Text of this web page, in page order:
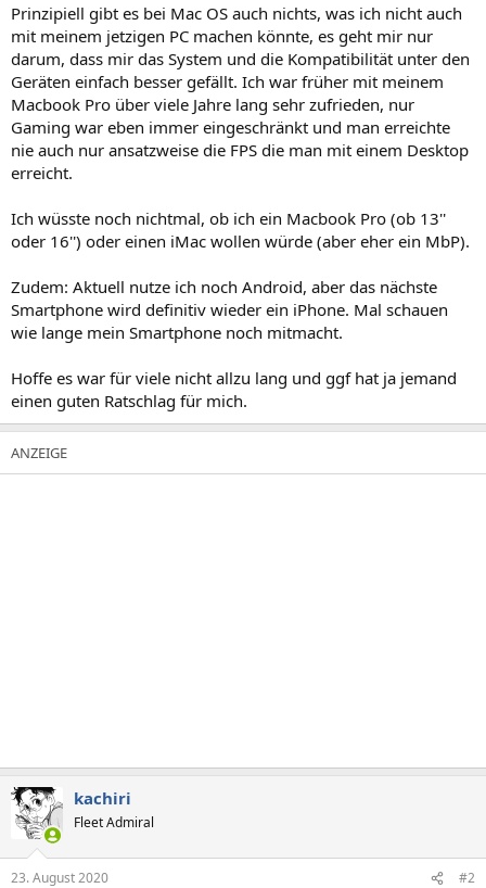
Prinzipiell gibt es bei Mac OS auch nichts, was ich nicht auch
mit meinem jetzigen PC machen könnte, es geht mir nur
darum, dass mir das System und die Kompatibilität unter den
Geräten einfach besser gefällt. Ich war früher mit meinem
Macbook Pro über viele Jahre lang sehr zufrieden, nur
Gaming war eben immer eingeschränkt und man erreichte
nie auch nur ansatzweise die FPS die man mit einem Desktop
erreicht.
Ich wüsste noch nichtmal, ob ich ein Macbook Pro (ob 13''
oder 16'') oder einen iMac wollen würde (aber eher ein MbP).
Zudem: Aktuell nutze ich noch Android, aber das nächste
Smartphone wird definitiv wieder ein iPhone. Mal schauen
wie lange mein Smartphone noch mitmacht.
Hoffe es war für viele nicht allzu lang und ggf hat ja jemand
einen guten Ratschlag für mich.
kachiri
Fleet Admiral
23. August 2020 #2